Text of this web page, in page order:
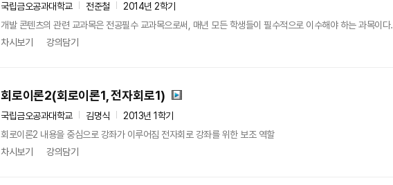
국립금오공과대학교 전준철
2014년 2학기
개발 콘텐츠의 관련 교과목은 전공필수 교과목으로써, 매년 모든 학생들이 필수적으로 이수해야 하는 과목이다.
차시보기
강의담기
회로이론2(회로이론1, 전자회로1)
국립금오공과대학교 김명식
2013년 1학기
회로이론2 내용을 중심으로 강좌가 이루어짐 전자회로 강좌를 위한 보조 역할
차시보기
강의담기